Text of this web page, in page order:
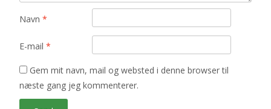
Navn *
E-mail *
Gem mit navn, mail og websted i denne browser til
næste gang jeg kommenterer.